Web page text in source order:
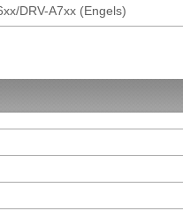
DRV-A7xx (Engels)